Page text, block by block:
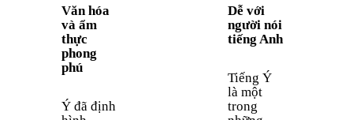
Văn hóa
và ẩm
thực
phong
phú
Ý đã định
Dễ với
người nói
tiếng Anh
Tiếng Ý
là một
trong